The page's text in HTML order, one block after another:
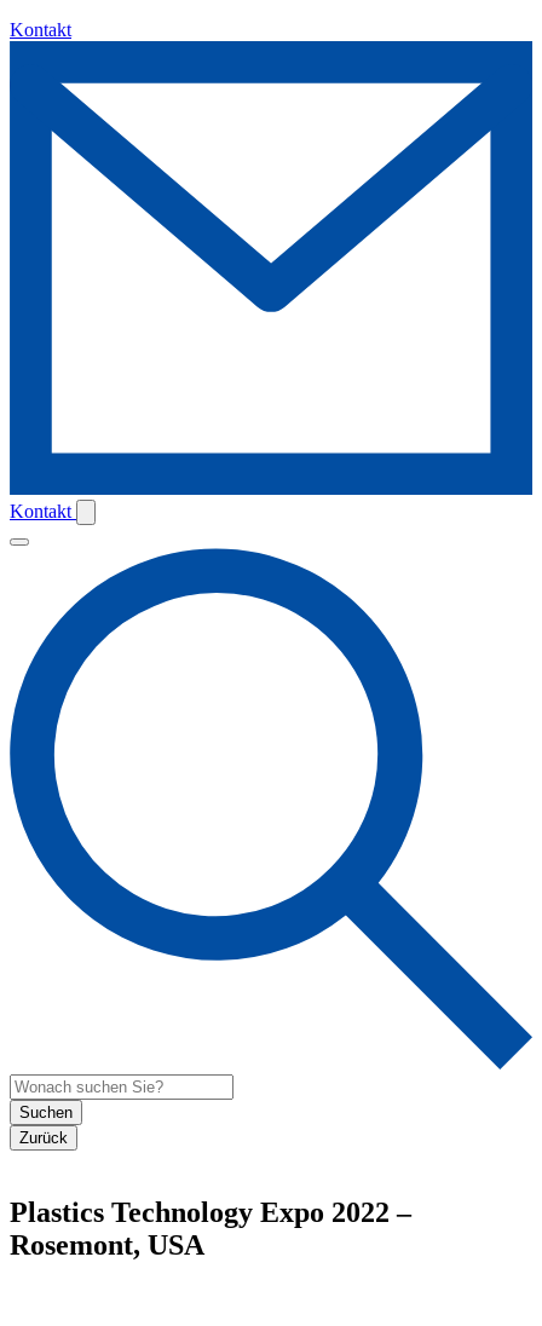
Kontakt
Kontakt
Suchen
Zurück
Plastics Technology Expo 2022 –
Rosemont, USA